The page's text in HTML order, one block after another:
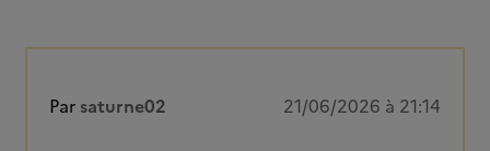
Par saturne02 21/06/2026 à 21:14